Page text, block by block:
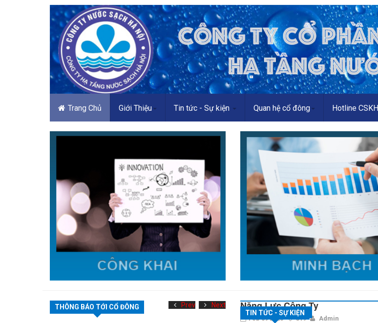
Trang Chủ Giới Thiệu Tin tức - Sự kiện Quan hệ cổ đông Hotline CSKH
TIN TỨC - SỰ KIỆN
Năng Lực Công Ty
Feb 09 2026 319
NĂNG LỰC CÔNG TY
Admin
THÔNG BÁO TỚI CỔ ĐÔNG Prev Next